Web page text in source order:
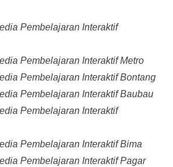
Pembelajaran Interaktif
Pembelajaran Interaktif Metro
Pembelajaran Interaktif Bontang
Pembelajaran Interaktif Baubau
Pembelajaran Interaktif
Pembelajaran Interaktif Bima
Pembelajaran Interaktif Pagar